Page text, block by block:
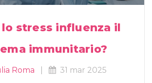
lo stress influenza il
immunitario?
Roma 31 mar 2025